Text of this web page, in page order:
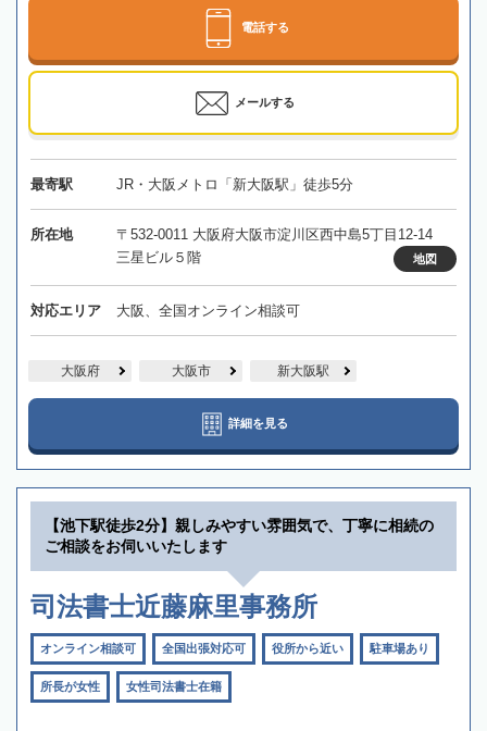
電話する
メールする
最寄駅 JR・大阪メトロ「新大阪駅」徒歩5分
所在地
〒532-0011 大阪府大阪市淀川区西中島5丁目12-14
三星ビル５階
地図
対応エリア 大阪、全国オンライン相談可
大阪府 大阪市 新大阪駅
詳細を見る
【池下駅徒歩2分】親しみやすい雰囲気で、丁寧に相続の
ご相談をお伺いいたします
司法書士近藤麻里事務所
オンライン相談可 全国出張対応可 役所から近い 駐車場あり
所長が女性 女性司法書士在籍